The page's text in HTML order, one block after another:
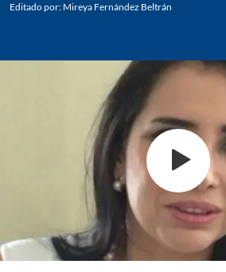
Editado por: Mireya Fernández Beltrán